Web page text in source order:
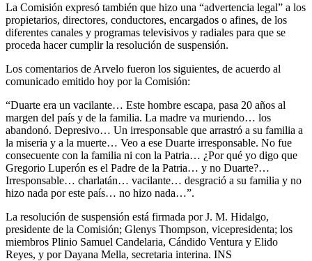
La Comisión expresó también que hizo una “advertencia legal” a los
propietarios, directores, conductores, encargados o afines, de los
diferentes canales y programas televisivos y radiales para que se
proceda hacer cumplir la resolución de suspensión.
Los comentarios de Arvelo fueron los siguientes, de acuerdo al
comunicado emitido hoy por la Comisión:
“Duarte era un vacilante… Este hombre escapa, pasa 20 años al
margen del país y de la familia. La madre va muriendo… los
abandonó. Depresivo… Un irresponsable que arrastró a su familia a
la miseria y a la muerte… Veo a ese Duarte irresponsable. No fue
consecuente con la familia ni con la Patria… ¿Por qué yo digo que
Gregorio Luperón es el Padre de la Patria… y no Duarte?…
Irresponsable… charlatán… vacilante… desgració a su familia y no
hizo nada por este país… no hizo nada…”.
La resolución de suspensión está firmada por J. M. Hidalgo,
presidente de la Comisión; Glenys Thompson, vicepresidenta; los
miembros Plinio Samuel Candelaria, Cándido Ventura y Elido
Reyes, y por Dayana Mella, secretaria interina. INS